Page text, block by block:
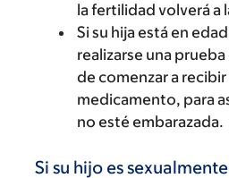
la fertilidad volverá a
Si su hija está en
realizarse una
de comenzar a
medicamento, para
no esté embarazada.
Si su hijo es